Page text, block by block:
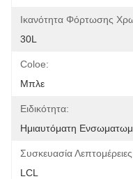
Ικανότητα Φόρτωσης
30L
Coloe:
Μπλε
Ειδικότητα:
Ημιαυτόματη
Συσκευασία
LCL